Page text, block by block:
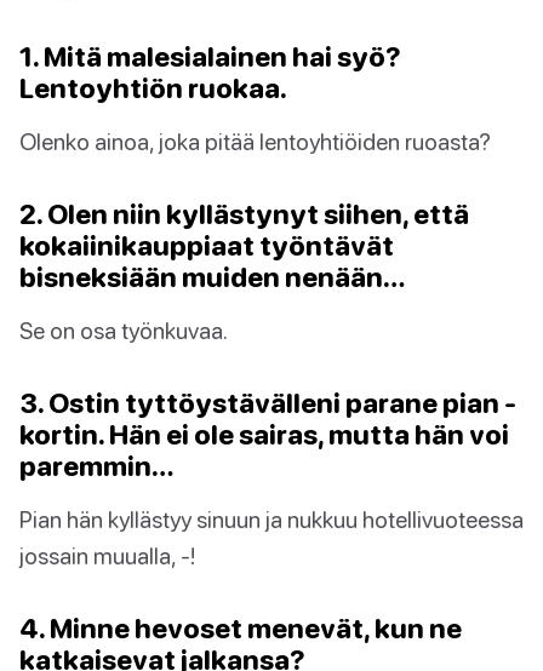
1. Mitä malesialainen hai syö?
Lentoyhtiön ruokaa.
Olenko ainoa, joka pitää lentoyhtiöiden ruoasta?
2. Olen niin kyllästynyt siihen, että
kokaiinikauppiaat työntävät
bisneksiään muiden nenään…
Se on osa työnkuvaa.
3. Ostin tyttöystävälleni parane pian -
kortin. Hän ei ole sairas, mutta hän voi
paremmin…
Pian hän kyllästyy sinuun ja nukkuu hotellivuoteessa
jossain muualla, -!
4. Minne hevoset menevät, kun ne
katkaisevat jalkansa?